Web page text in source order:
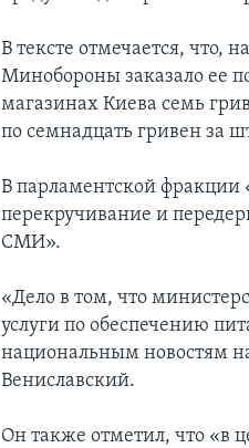
В тексте отмечается, что,
Минобороны заказало ее
магазинах Киева семь
по семнадцать гривен за
В парламентской фракции
перекручивание и
СМИ».
«Дело в том, что
услуги по обеспечению
национальным новостям
Вениславский.
Он также отметил, что «в